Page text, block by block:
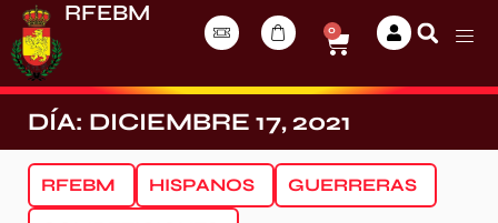
RFEBM
0
DÍA: DICIEMBRE 17, 2021
RFEBM HISPANOS GUERRERAS